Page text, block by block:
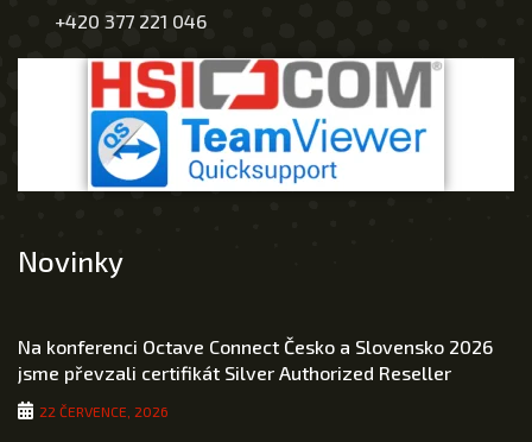
+420 377 221 046
Novinky
Na konferenci Octave Connect Česko a Slovensko 2026
jsme převzali certifikát Silver Authorized Reseller
22 ČERVENCE, 2026